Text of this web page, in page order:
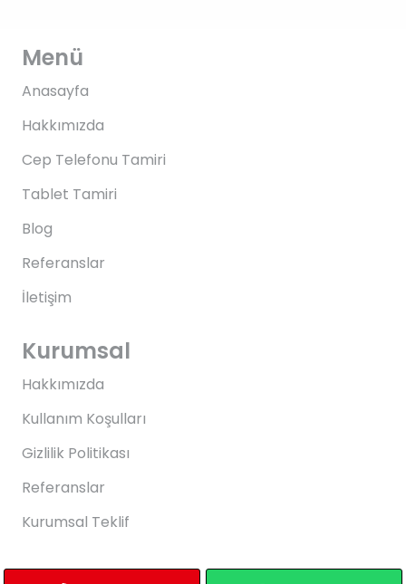
Menü
Anasayfa
Hakkımızda
Cep Telefonu Tamiri
Tablet Tamiri
Blog
Referanslar
İletişim
Kurumsal
Hakkımızda
Kullanım Koşulları
Gizlilik Politikası
Referanslar
Kurumsal Teklif
Bilgilendirme